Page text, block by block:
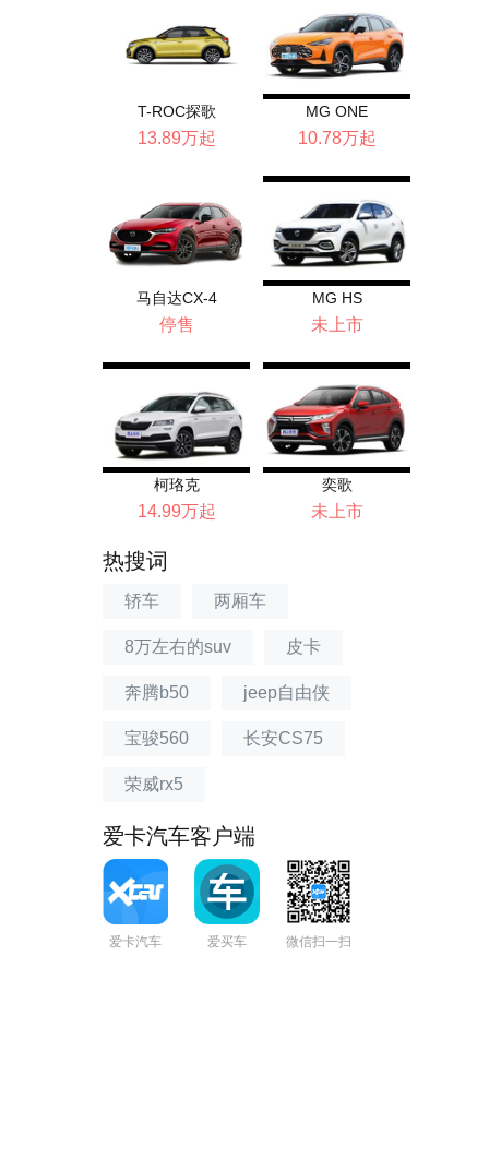
T-ROC探歌
13.89万起
MG ONE
10.78万起
马自达CX-4
停售
MG HS
未上市
柯珞克
14.99万起
奕歌
未上市
热搜词
轿车 两厢车
8万左右的suv 皮卡
奔腾b50 jeep自由侠
宝骏560 长安CS75
荣威rx5
爱卡汽车客户端
爱卡汽车 爱买车 微信扫一扫